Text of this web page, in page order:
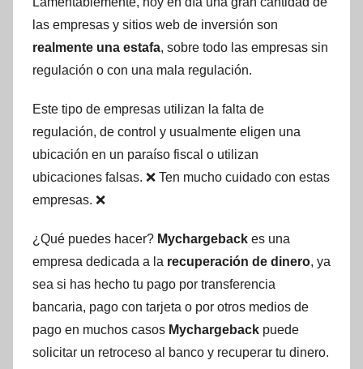
las empresas y sitios web de inversión son
realmente una estafa, sobre todo las empresas sin
regulación o con una mala regulación.
Este tipo de empresas utilizan la falta de
regulación, de control y usualmente eligen una
ubicación en un paraíso fiscal o utilizan
ubicaciones falsas. ❌ Ten mucho cuidado con estas
empresas. ❌
¿Qué puedes hacer? Mychargeback es una
empresa dedicada a la recuperación de dinero, ya
sea si has hecho tu pago por transferencia
bancaria, pago con tarjeta o por otros medios de
pago en muchos casos Mychargeback puede
solicitar un retroceso al banco y recuperar tu dinero.